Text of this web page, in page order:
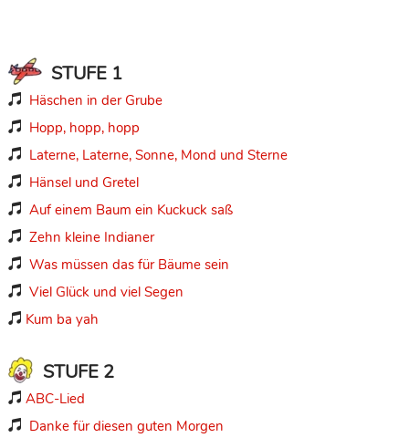
STUFE 1
 Häschen in der Grube
 Hopp, hopp, hopp
 Laterne, Laterne, Sonne, Mond und Sterne
 Hänsel und Gretel
 Auf einem Baum ein Kuckuck saß
 Zehn kleine Indianer
 Was müssen das für Bäume sein
 Viel Glück und viel Segen
 Kum ba yah
STUFE 2
 ABC-Lied
 Danke für diesen guten Morgen